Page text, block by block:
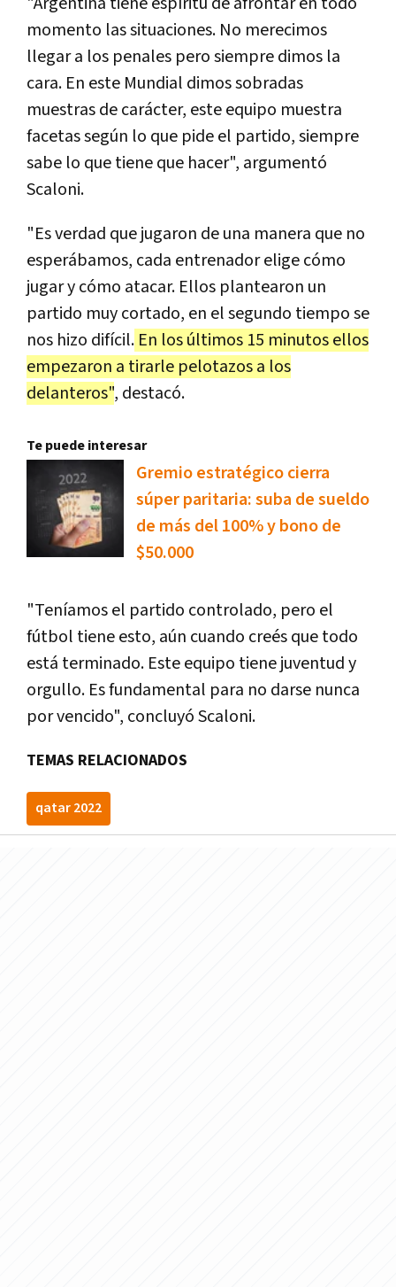
momento las situaciones. No merecimos
llegar a los penales pero siempre dimos la
cara. En este Mundial dimos sobradas
muestras de carácter, este equipo muestra
facetas según lo que pide el partido, siempre
sabe lo que tiene que hacer", argumentó
Scaloni.
"Es verdad que jugaron de una manera que no
esperábamos, cada entrenador elige cómo
jugar y cómo atacar. Ellos plantearon un
partido muy cortado, en el segundo tiempo se
nos hizo difícil. En los últimos 15 minutos ellos
empezaron a tirarle pelotazos a los
delanteros", destacó.
Te puede interesar
Gremio estratégico cierra
súper paritaria: suba de sueldo
de más del 100% y bono de
$50.000
"Teníamos el partido controlado, pero el
fútbol tiene esto, aún cuando creés que todo
está terminado. Este equipo tiene juventud y
orgullo. Es fundamental para no darse nunca
por vencido", concluyó Scaloni.
TEMAS RELACIONADOS
qatar 2022